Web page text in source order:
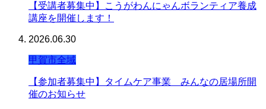
【受講者募集中】こうがわんにゃんボランティア養成
講座を開催します！
2026.06.30
甲賀市全域
【参加者募集中】タイムケア事業 みんなの居場所開
催のお知らせ